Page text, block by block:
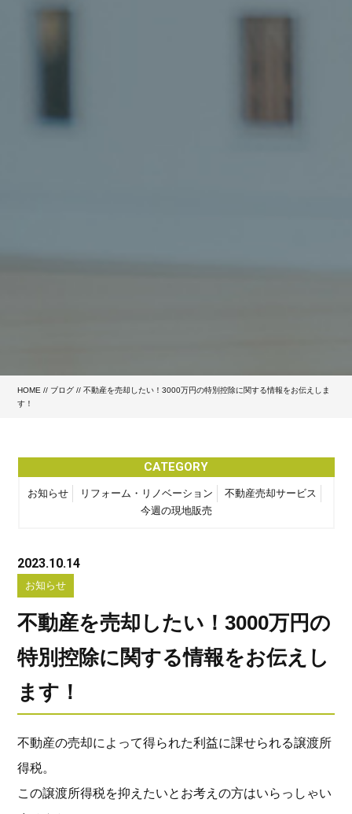
HOME // ブログ // 不動産を売却したい！3000万円の特別控除に関する情報をお伝えしま
す！
CATEGORY
お知らせ リフォーム・リノベーション
不動産売却サービス
今週の現地販売
2023.10.14
お知らせ
不動産を売却したい！3000万円の
特別控除に関する情報をお伝えし
ます！
不動産の売却によって得られた利益に課せられる譲渡所
得税。
この譲渡所得税を抑えたいとお考えの方はいらっしゃい